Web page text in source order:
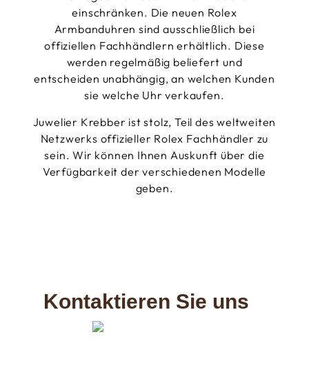
einschränken. Die neuen Rolex
Armbanduhren sind ausschließlich bei
offiziellen Fachhändlern erhältlich. Diese
werden regelmäßig beliefert und
entscheiden unabhängig, an welchen Kunden
sie welche Uhr verkaufen.
Juwelier Krebber ist stolz, Teil des weltweiten
Netzwerks offizieller Rolex Fachhändler zu
sein. Wir können Ihnen Auskunft über die
Verfügbarkeit der verschiedenen Modelle
geben.
Kontaktieren Sie uns